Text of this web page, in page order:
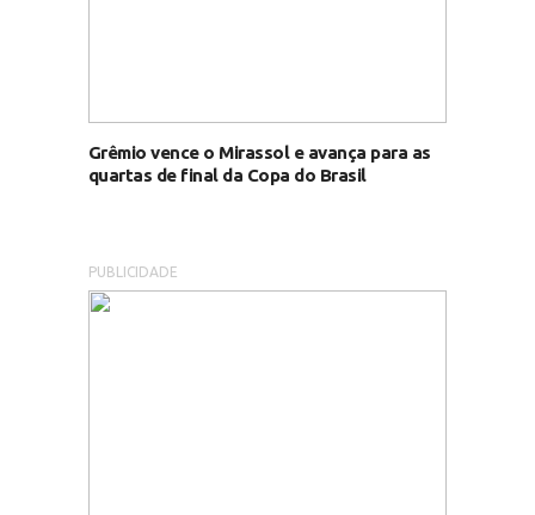
Grêmio vence o Mirassol e avança para as
quartas de final da Copa do Brasil
PUBLICIDADE